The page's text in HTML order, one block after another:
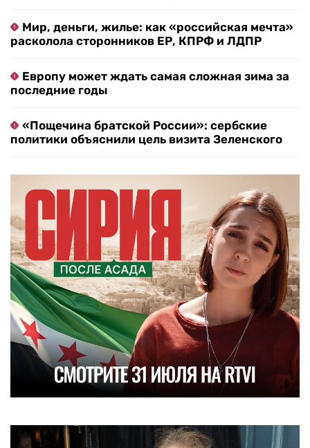
Мир, деньги, жилье: как «российская мечта»
расколола сторонников ЕР, КПРФ и ЛДПР
Европу может ждать самая сложная зима за
последние годы
«Пощечина братской России»: сербские
политики объяснили цель визита Зеленского